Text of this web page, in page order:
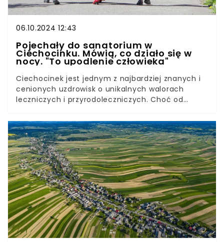
06.10.2024 12:43
Pojechały do sanatorium w
Ciechocinku. Mówią, co działo się w
nocy. "To upodlenie człowieka"
Ciechocinek jest jednym z najbardziej znanych i
cenionych uzdrowisk o unikalnych walorach
leczniczych i przyrodoleczniczych. Choć od
wielu synonimem spokoju, odnowy i regeneracji
zdrowia, współczesna rzeczywistość bywa inna.
Boleśnie przekonały się o tym kuracjuszki, które
po pobycie w "Domu Zdrojowym" w Ciechocinku
bynajmniej nie podzielają zachwytu nad “perłą
polskich uzdrowisk”. Koszmar zaczął się, gdy
położyły się do łóżek.